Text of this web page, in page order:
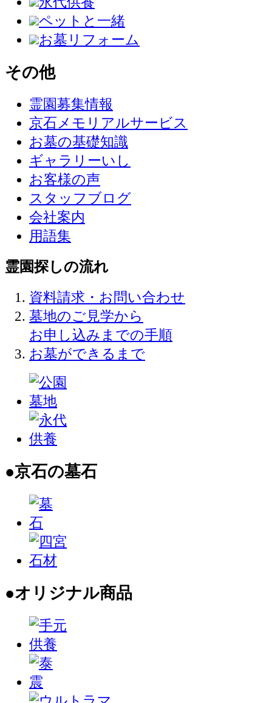
ペットと一緒
お墓リフォーム
その他
霊園募集情報
京石メモリアルサービス
お墓の基礎知識
ギャラリーいし
お客様の声
スタッフブログ
会社案内
用語集
霊園探しの流れ
資料請求・お問い合わせ
墓地のご見学から
お申し込みまでの手順
お墓ができるまで
●京石の墓石
●オリジナル商品